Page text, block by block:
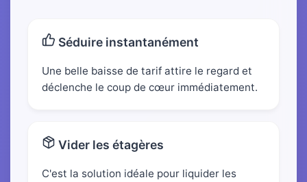
Séduire instantanément
Une belle baisse de tarif attire le regard et
déclenche le coup de cœur immédiatement.
Vider les étagères
C'est la solution idéale pour liquider les